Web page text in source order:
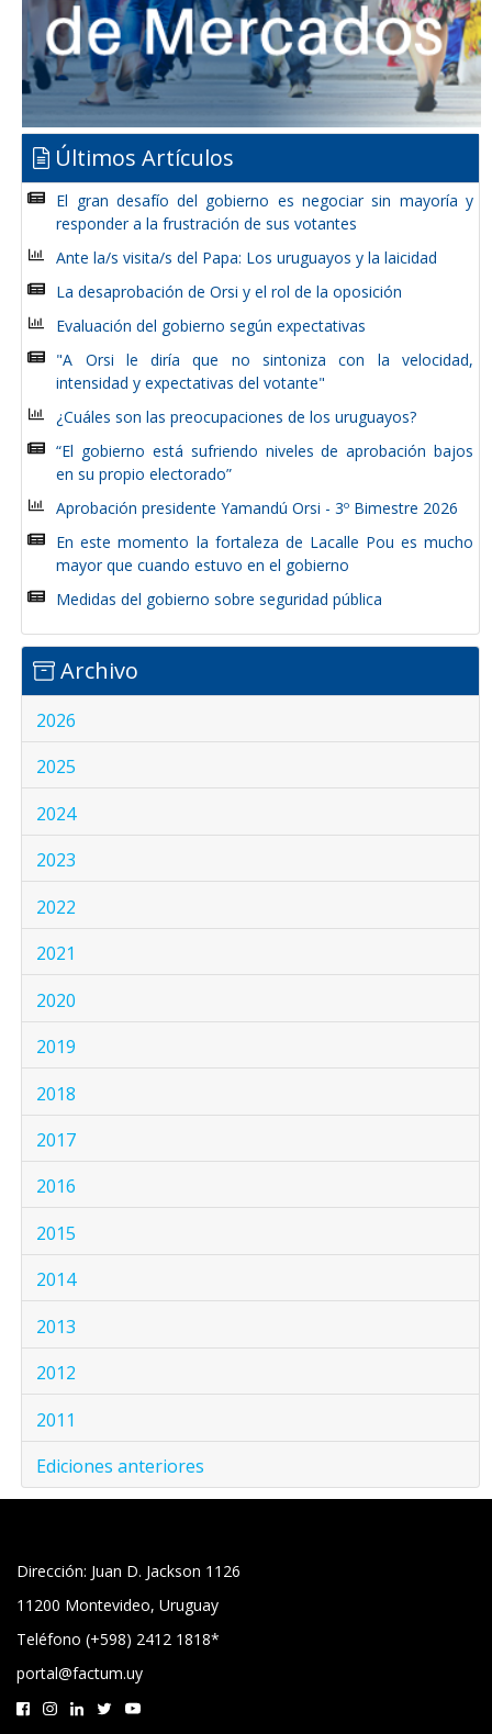
Últimos Artículos
El gran desafío del gobierno es negociar sin mayoría y
responder a la frustración de sus votantes
Ante la/s visita/s del Papa: Los uruguayos y la laicidad
La desaprobación de Orsi y el rol de la oposición
Evaluación del gobierno según expectativas
"A Orsi le diría que no sintoniza con la velocidad,
intensidad y expectativas del votante"
¿Cuáles son las preocupaciones de los uruguayos?
“El gobierno está sufriendo niveles de aprobación bajos
en su propio electorado”
Aprobación presidente Yamandú Orsi - 3º Bimestre 2026
En este momento la fortaleza de Lacalle Pou es mucho
mayor que cuando estuvo en el gobierno
Medidas del gobierno sobre seguridad pública
Archivo
2026
2025
2024
2023
2022
2021
2020
2019
2018
2017
2016
2015
2014
2013
2012
2011
Ediciones anteriores
Dirección: Juan D. Jackson 1126
11200 Montevideo, Uruguay
Teléfono (+598) 2412 1818*
portal@factum.uy